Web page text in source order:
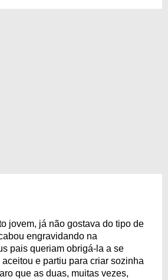
jovem, já não gostava do tipo de
engravidando na
pais queriam obrigá-la a se
e partiu para criar sozinha
que as duas, muitas vezes,